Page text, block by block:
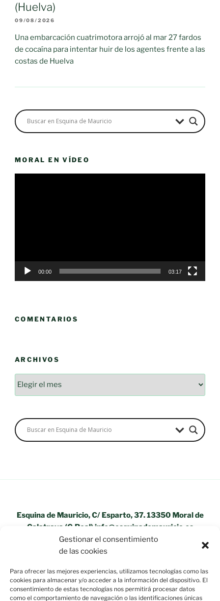
Gestionar el consentimiento
de las cookies
Para ofrecer las mejores experiencias, utilizamos tecnologías como las
cookies para almacenar y/o acceder a la información del dispositivo. El
consentimiento de estas tecnologías nos permitirá procesar datos
como el comportamiento de navegación o las identificaciones únicas
(Huelva)
09/08/2026
Una embarcación cuatrimotora arrojó al mar 27 fardos
de cocaína para intentar huir de los agentes frente a las
costas de Huelva
MORAL EN VÍDEO
00:00 03:17
COMENTARIOS
ARCHIVOS
Esquina de Mauricio, C/ Esparto, 37. 13350 Moral de
Calatrava (C.Real) info@esquinademauricio.es
«Aviso Legal»